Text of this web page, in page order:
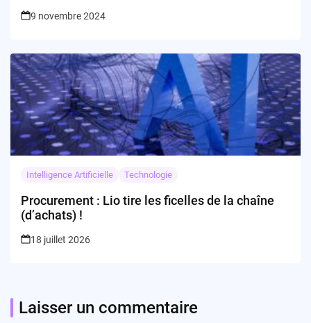
9 novembre 2024
Intelligence Artificielle Technologie
Procurement : Lio tire les ficelles de la chaîne
(d’achats) !
18 juillet 2026
Laisser un commentaire